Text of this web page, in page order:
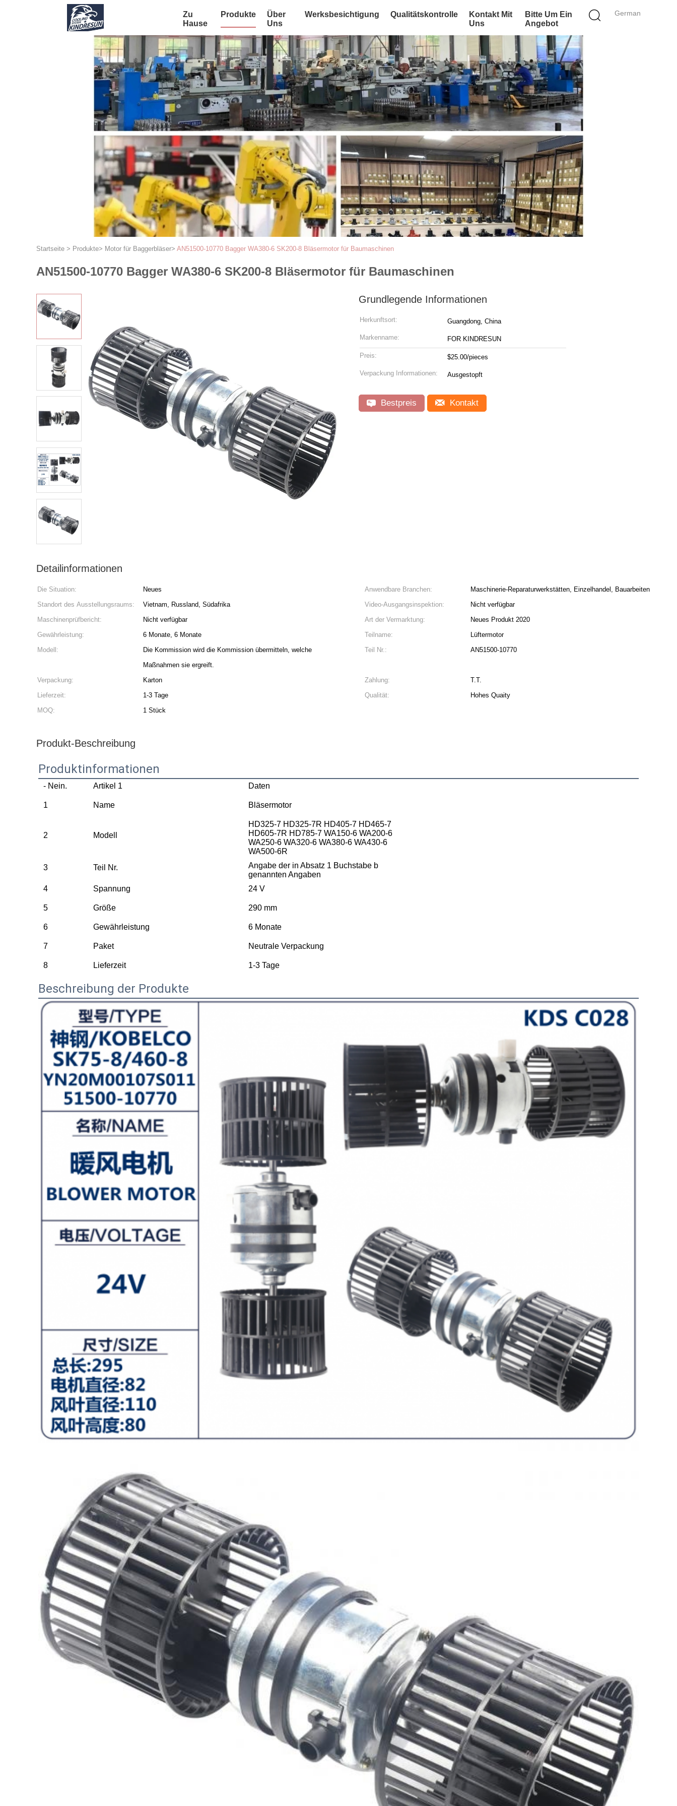
German
Zu
Hause
Produkte
Über
Uns
Werksbesichtigung Qualitätskontrolle
Kontakt Mit
Uns
Bitte Um Ein
Angebot
Startseite > Produkte> Motor für Baggerbläser> AN51500-10770 Bagger WA380-6 SK200-8 Bläsermotor für Baumaschinen
AN51500-10770 Bagger WA380-6 SK200-8 Bläsermotor für Baumaschinen
Grundlegende Informationen
Herkunftsort: Guangdong, China
Markenname: FOR KINDRESUN
Preis: $25.00/pieces
Verpackung Informationen: Ausgestopft
Bestpreis Kontakt
Detailinformationen
Die Situation: Neues Anwendbare Branchen:
Maschinerie-Reparaturwerkstätten, Einzelhandel, Bauarbeiten
Standort des Ausstellungsraums:
Vietnam, Russland, Südafrika Video-Ausgangsinspektion:
Nicht verfügbar
Maschinenprüfbericht:
Nicht verfügbar Art der Vermarktung:
Neues Produkt 2020
Gewährleistung:
6 Monate, 6 Monate Teilname:
Lüftermotor
Modell:
Die Kommission wird die Kommission übermitteln, welche
Maßnahmen sie ergreift.
Teil Nr.: AN51500-10770
Verpackung: Karton Zahlung:
T.T.
Lieferzeit:
1-3 Tage Qualität:
Hohes Quaity
MOQ:
1 Stück
Produkt-Beschreibung
Produktinformationen
- Nein. Artikel 1 Daten
1 Name Bläsermotor
2 Modell
HD325-7 HD325-7R HD405-7 HD465-7
HD605-7R HD785-7 WA150-6 WA200-6
WA250-6 WA320-6 WA380-6 WA430-6
WA500-6R
3
Teil Nr.
Angabe der in Absatz 1 Buchstabe b
genannten Angaben
4
Spannung 24 V
5 Größe 290 mm
6 Gewährleistung 6 Monate
7 Paket Neutrale Verpackung
8 Lieferzeit 1-3 Tage
Beschreibung der Produkte